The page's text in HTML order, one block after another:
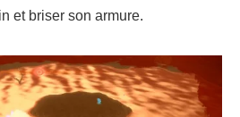
et briser son armure.